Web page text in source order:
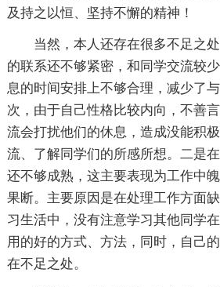
及持之以恒、坚持不懈的精神！
当然，本人还存在很多不足之
的联系还不够紧密，和同学交流较
息的时间安排上不够合理，减少了
次，由于自己性格比较内向，不善
流会打扰他们的休息，造成没能积
流、了解同学们的所感所想。二是
还不够成熟，这主要表现为工作中
果断。主要原因是在处理工作方面
习生活中，没有注意学习其他同学
用的好的方式、方法，同时，自己
在不足之处。